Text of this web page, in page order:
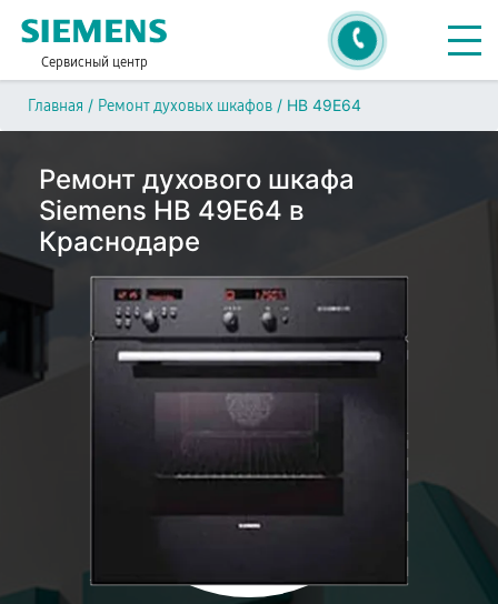
Сервисный центр
Главная / Ремонт духовых шкафов / HB 49E64
Ремонт духового шкафа
Siemens HB 49E64 в
Краснодаре